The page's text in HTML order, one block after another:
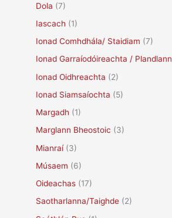
Dola (7)
Iascach (1)
Ionad Comhdhála/ Staidiam (7)
Ionad Garraíodóireachta / Plandlann
Ionad Oidhreachta (2)
Ionad Siamsaíochta (5)
Margadh (1)
Marglann Bheostoic (3)
Mianraí(3)
Músaem (6)
Oideachas (17)
Saotharlanna/Taighde (2)